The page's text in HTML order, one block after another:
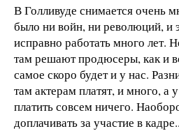
В Голливуде снимается очень
было ни войн, ни революций, и
исправно работать много лет.
там решают продюсеры, как и
самое скоро будет и у нас.
там актерам платят, и много, а
платить совсем ничего.
доплачивать за участие в